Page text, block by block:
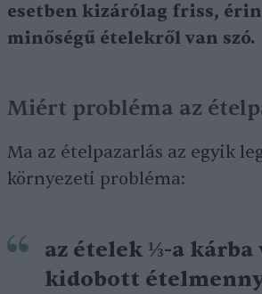
esetben kizárólag friss,
minőségű ételekről van szó.
Miért probléma az
Ma az ételpazarlás az egyik
környezeti probléma:
az ételek ⅓-a kárba
kidobott